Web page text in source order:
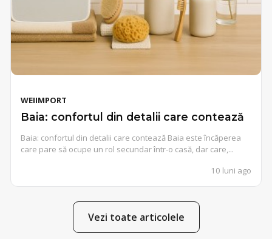
WEIIMPORT
Baia: confortul din detalii care contează
Baia: confortul din detalii care contează Baia este încăperea
care pare să ocupe un rol secundar într-o casă, dar care,...
10 luni ago
Vezi toate articolele